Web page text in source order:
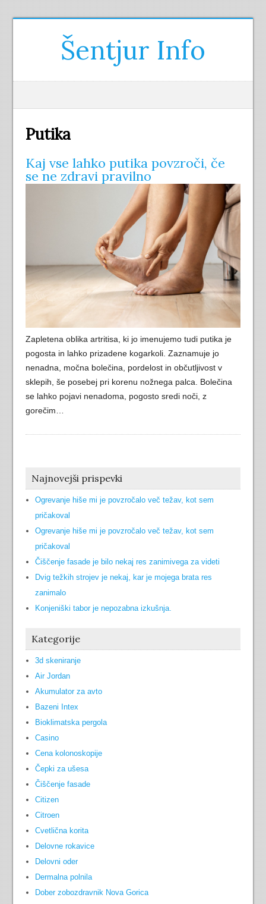
Šentjur Info
Putika
Kaj vse lahko putika povzroči, če
se ne zdravi pravilno
Zapletena oblika artritisa, ki jo imenujemo tudi putika je
pogosta in lahko prizadene kogarkoli. Zaznamuje jo
nenadna, močna bolečina, pordelost in občutljivost v
sklepih, še posebej pri korenu nožnega palca. Bolečina
se lahko pojavi nenadoma, pogosto sredi noči, z
gorečim…
Najnovejši prispevki
Ogrevanje hiše mi je povzročalo več težav, kot sem
pričakoval
Ogrevanje hiše mi je povzročalo več težav, kot sem
pričakoval
Čiščenje fasade je bilo nekaj res zanimivega za videti
Dvig težkih strojev je nekaj, kar je mojega brata res
zanimalo
Konjeniški tabor je nepozabna izkušnja.
Kategorije
3d skeniranje
Air Jordan
Akumulator za avto
Bazeni Intex
Bioklimatska pergola
Casino
Cena kolonoskopije
Čepki za ušesa
Čiščenje fasade
Citizen
Citroen
Cvetlična korita
Delovne rokavice
Delovni oder
Dermalna polnila
Dober zobozdravnik Nova Gorica